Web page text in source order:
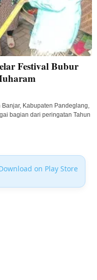
Festival Bubur
Kabupaten Pandeglang,
bagian dari peringatan Tahun